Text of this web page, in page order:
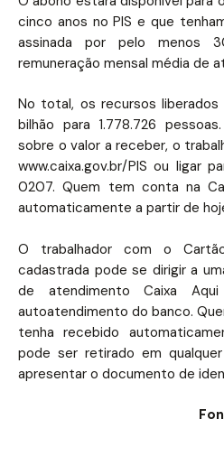
cinco anos no PIS e que
assinada por pelo menos
remuneração mensal média de
No total, os recursos liberados
bilhão para 1.778.726
sobre o valor a receber, o
www.caixa.gov.br/PIS ou ligar
0207. Quem tem conta na
automaticamente a partir de
O trabalhador com o
cadastrada pode se dirigir a
de atendimento Caixa
autoatendimento do banco.
tenha recebido
pode ser retirado em
apresentar o documento de